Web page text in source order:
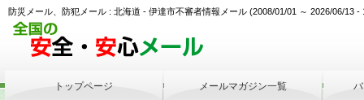
防災メール、防犯メール : 北海道 - 伊達市不審者情報メール (2008/01/01 ～ 2026/06/13 -
トップページ メールマガジン一覧